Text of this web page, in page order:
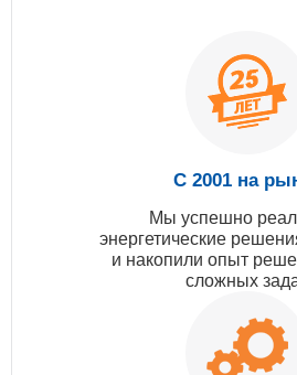
С 2001 на
Мы успешно
энергетические
и накопили опыт
сложных